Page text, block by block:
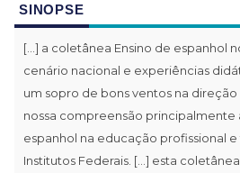
SINOPSE
[...] a coletânea Ensino de espanhol
cenário nacional e experiências
um sopro de bons ventos na
nossa compreensão principalmente
espanhol na educação profissional
Institutos Federais. [...] esta